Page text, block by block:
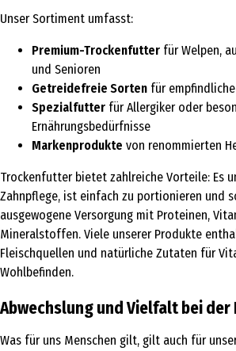
Unser Sortiment umfasst:
Premium-Trockenfutter für Welpen,
und Senioren
Getreidefreie Sorten für
Spezialfutter für Allergiker oder
Ernährungsbedürfnisse
Markenprodukte von renommierten
Trockenfutter bietet zahlreiche Vorteile: Es
Zahnpflege, ist einfach zu portionieren und
ausgewogene Versorgung mit Proteinen,
Mineralstoffen. Viele unserer Produkte
Fleischquellen und natürliche Zutaten für
Wohlbefinden.
Abwechslung und Vielfalt bei der
Was für uns Menschen gilt, gilt auch für